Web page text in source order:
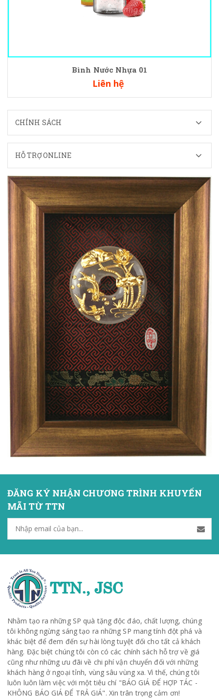
Bình Nước Nhựa 01
Liên hệ
CHÍNH SÁCH
HỖ TRỢ ONLINE
ĐĂNG KÝ NHẬN CHƯƠNG TRÌNH KHUYẾN
MÃI TỪ TTN
Nhằm tạo ra những SP quà tặng độc đáo, chất lượng, chúng
tôi không ngừng sáng tạo ra những SP mang tính đột phá và
khác biệt để đem đến sự hài lòng tuyệt đối cho tất cả khách
hàng. Đặc biệt chúng tôi còn có các chính sách hỗ trợ về giá
cũng như những ưu đãi về chi phí vận chuyển đối với những
khách hàng ở ngoại tỉnh, vùng sâu vùng xa. Vì thế, chúng tôi
luôn luôn làm việc với một tiêu chí "BÁO GIÁ ĐỂ HỢP TÁC -
KHÔNG BÁO GIÁ ĐỂ TRẢ GIÁ". Xin trân trọng cảm ơn!